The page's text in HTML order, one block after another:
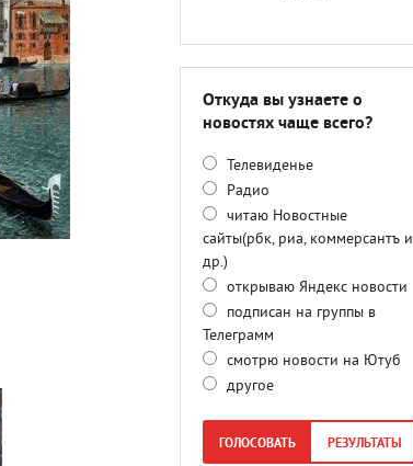
Откуда вы узнаете о
новостях чаще всего?
Телевиденье
Радио
читаю Новостные
сайты(рбк, риа, коммерсантъ и
др.)
открываю Яндекс новости
подписан на группы в
Телеграмм
смотрю новости на Ютуб
другое
ГОЛОСОВАТЬ РЕЗУЛЬТАТЫ